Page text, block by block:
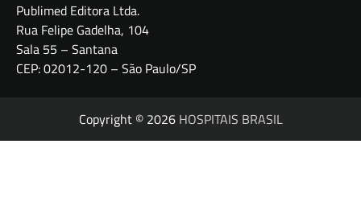
Publimed Editora Ltda.
Rua Felipe Gadelha, 104
Sala 55 – Santana
CEP: 02012-120 – São Paulo/SP
Copyright © 2026 HOSPITAIS BRASIL